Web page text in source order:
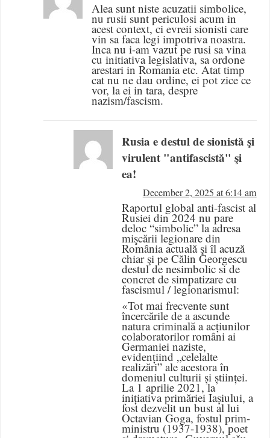
Alea sunt niste acuzatii simbolice,
nu rusii sunt periculosi acum in
acest context, ci evreii sionisti care
vin sa faca legi impotriva noastra.
Inca nu i-am vazut pe rusi sa vina
cu initiativa legislativa, sa ordone
arestari in Romania etc. Atat timp
cat nu ne dau ordine, ei pot zice ce
vor, la ei in tara, despre
nazism/fascism.
Rusia e destul de sionistă şi
virulent "antifascistă" şi
ea!
December 2, 2025 at 6:14 am
Raportul global anti-fascist al
Rusiei din 2024 nu pare
deloc “simbolic” la adresa
mişcării legionare din
România actuală şi îl acuză
chiar şi pe Călin Georgescu
destul de nesimbolic si de
concret de simpatizare cu
fascismul / legionarismul:
«Tot mai frecvente sunt
încercările de a ascunde
natura criminală a acțiunilor
colaboratorilor români ai
Germaniei naziste,
evidențiind „celelalte
realizări” ale acestora în
domeniul culturii și științei.
La 1 aprilie 2021, la
inițiativa primăriei Iașiului, a
fost dezvelit un bust al lui
Octavian Goga, fostul prim-
ministru (1937-1938), poet